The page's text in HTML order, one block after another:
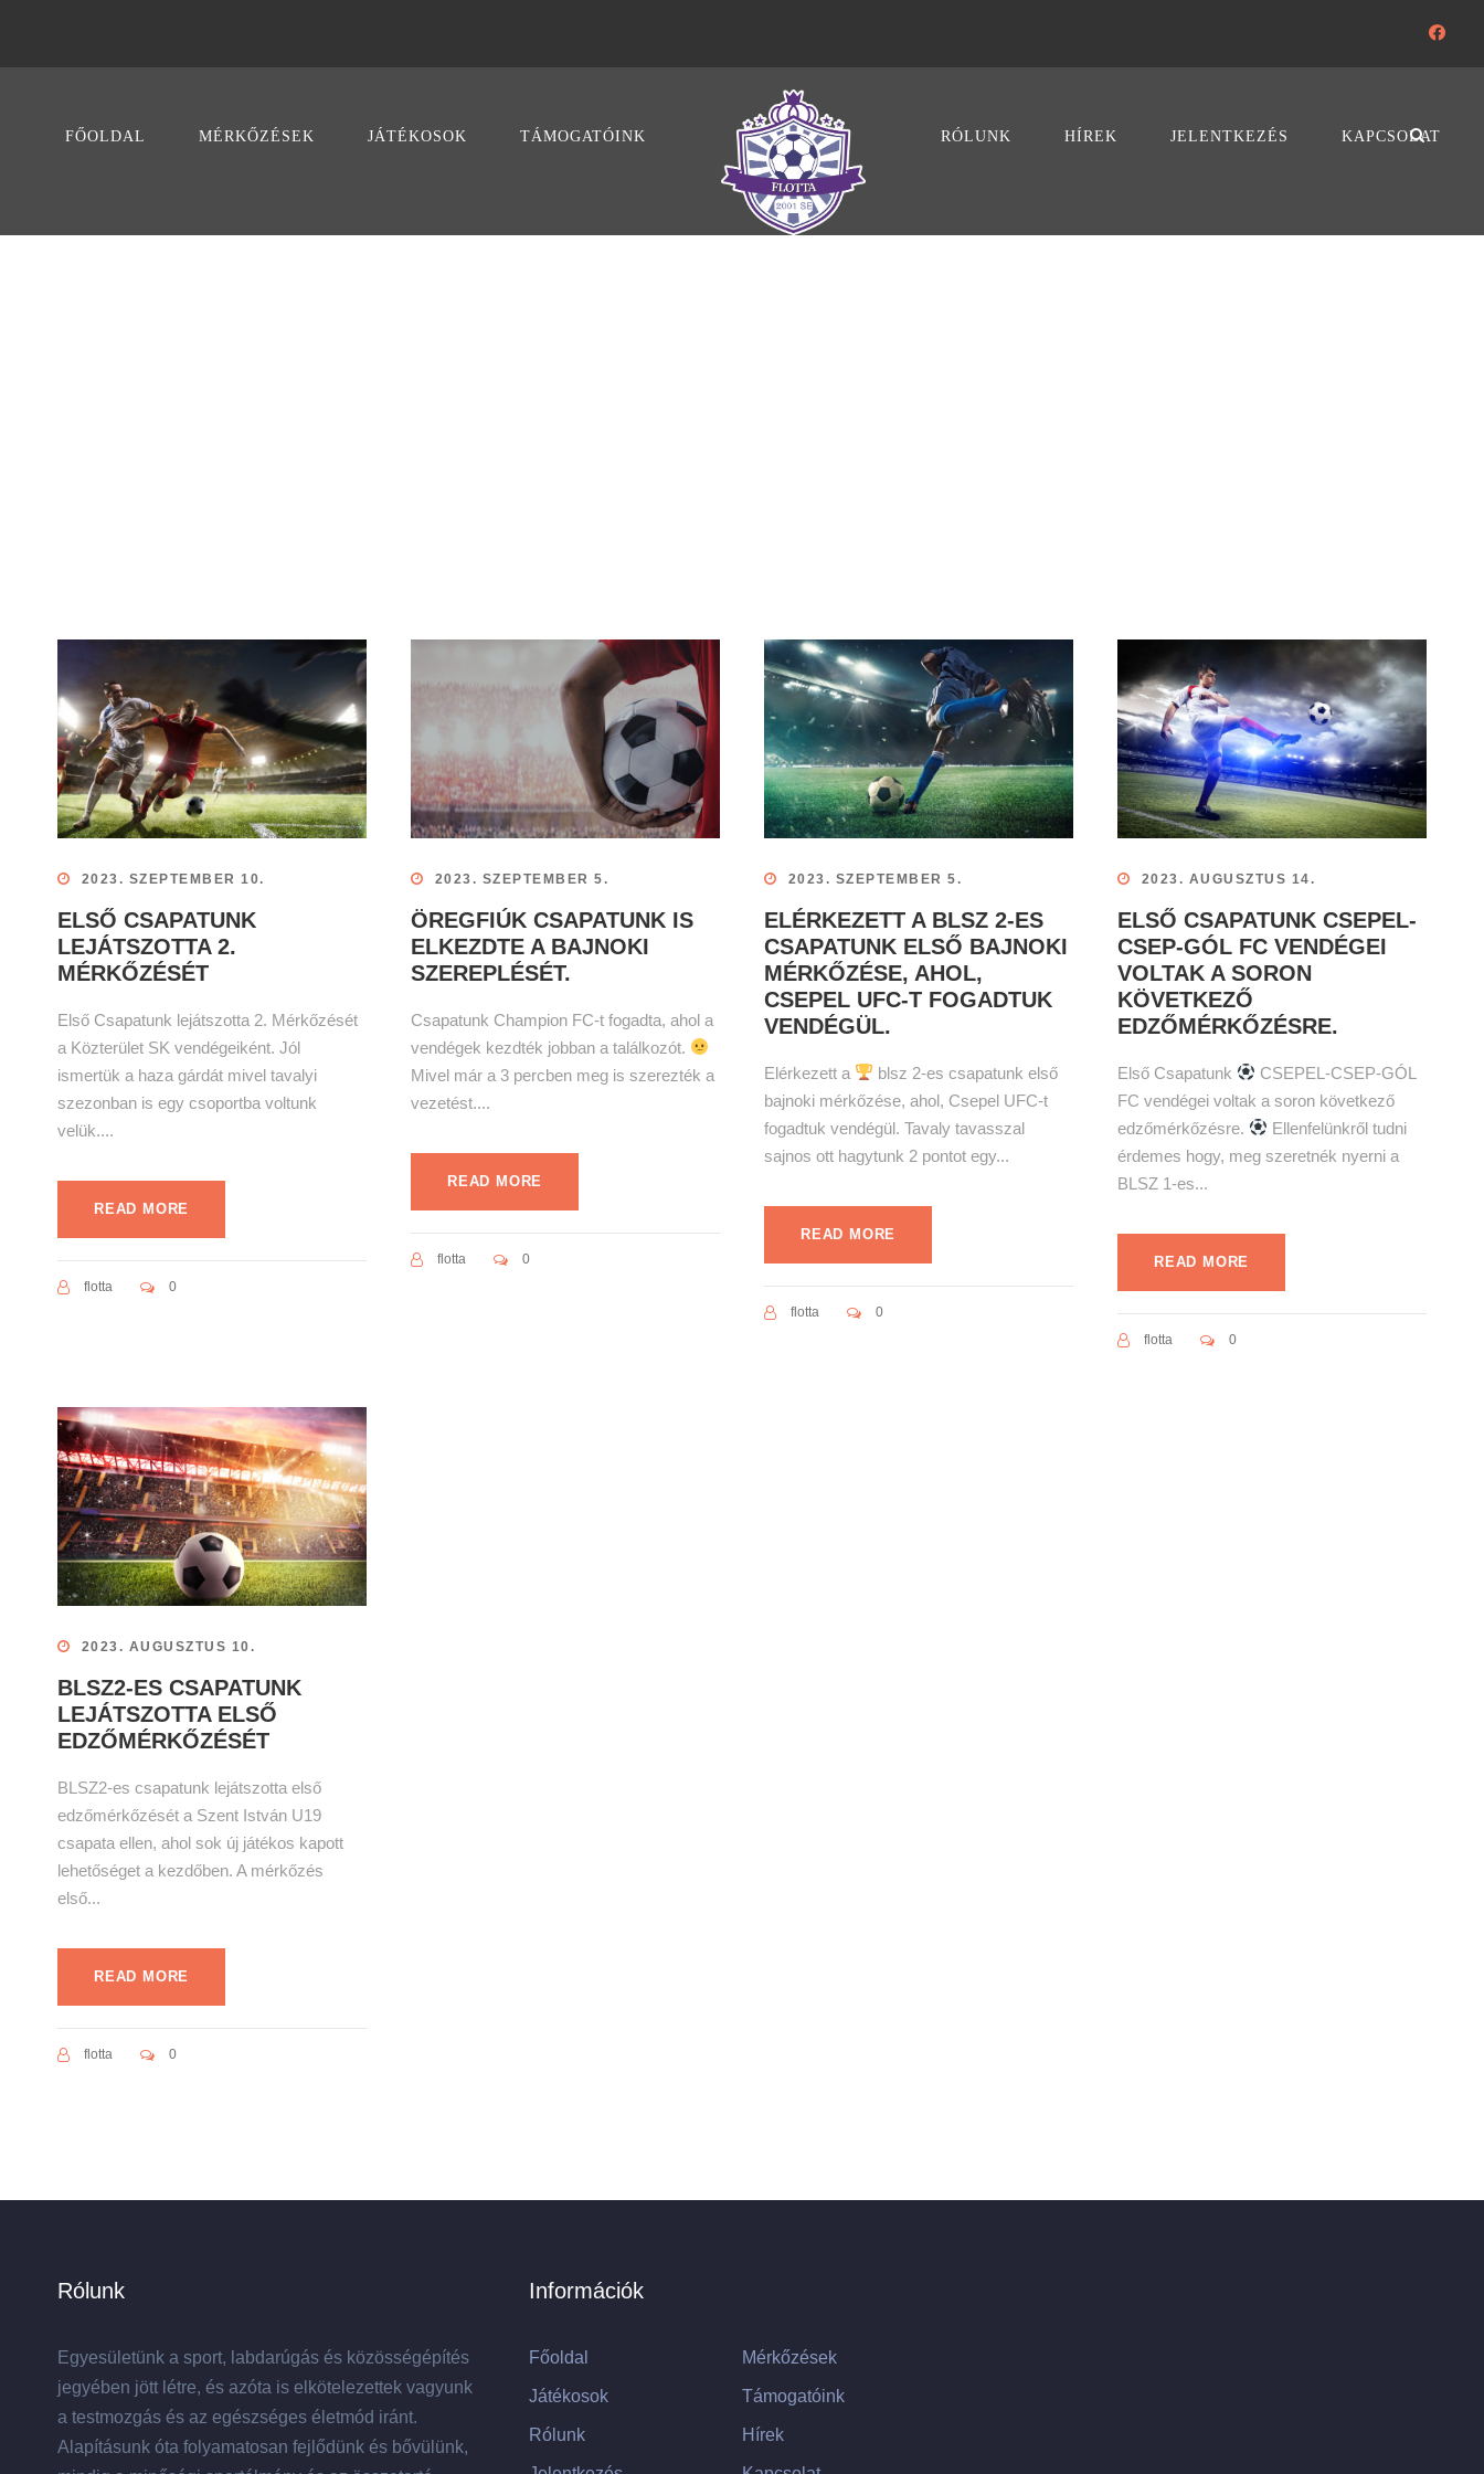
FŐOLDAL MÉRKŐZÉSEK JÁTÉKOSOK TÁMOGATÓINK RÓLUNK HÍREK JELENTKEZÉS KAPCSOLAT
2023. SZEPTEMBER 10.
ELSŐ CSAPATUNK
LEJÁTSZOTTA 2.
MÉRKŐZÉSÉT
Első Csapatunk lejátszotta 2. Mérkőzését
a Közterület SK vendégeiként. Jól
ismertük a haza gárdát mivel tavalyi
szezonban is egy csoportba voltunk
velük....
READ MORE
flotta 0
2023. SZEPTEMBER 5.
ÖREGFIÚK CSAPATUNK IS
ELKEZDTE A BAJNOKI
SZEREPLÉSÉT.
Csapatunk Champion FC-t fogadta, ahol a
vendégek kezdték jobban a találkozót.
Mivel már a 3 percben meg is szerezték a
vezetést....
READ MORE
flotta 0
2023. SZEPTEMBER 5.
ELÉRKEZETT A BLSZ 2-ES
CSAPATUNK ELSŐ BAJNOKI
MÉRKŐZÉSE, AHOL,
CSEPEL UFC-T FOGADTUK
VENDÉGÜL.
Elérkezett a
blsz 2-es csapatunk első
bajnoki mérkőzése, ahol, Csepel UFC-t
fogadtuk vendégül. Tavaly tavasszal
sajnos ott hagytunk 2 pontot egy...
READ MORE
flotta 0
2023. AUGUSZTUS 14.
ELSŐ CSAPATUNK CSEPEL-
CSEP-GÓL FC VENDÉGEI
VOLTAK A SORON
KÖVETKEZŐ
EDZŐMÉRKŐZÉSRE.
Első Csapatunk
CSEPEL-CSEP-GÓL
FC vendégei voltak a soron következő
edzőmérkőzésre.
Ellenfelünkről tudni
érdemes hogy, meg szeretnék nyerni a
BLSZ 1-es...
READ MORE
flotta 0
2023. AUGUSZTUS 10.
BLSZ2-ES CSAPATUNK
LEJÁTSZOTTA ELSŐ
EDZŐMÉRKŐZÉSÉT
BLSZ2-es csapatunk lejátszotta első
edzőmérkőzését a Szent István U19
csapata ellen, ahol sok új játékos kapott
lehetőséget a kezdőben. A mérkőzés
első...
READ MORE
flotta 0
Rólunk
Egyesületünk a sport, labdarúgás és közösségépítés
jegyében jött létre, és azóta is elkötelezettek vagyunk
a testmozgás és az egészséges életmód iránt.
Alapításunk óta folyamatosan fejlődünk és bővülünk,
Információk
Főoldal Mérkőzések
Játékosok Támogatóink
Rólunk Hírek